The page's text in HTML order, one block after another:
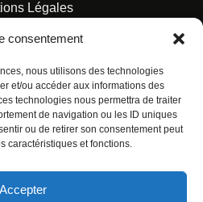
consentement
nous utilisons des technologies
et/ou accéder aux informations des
technologies nous permettra de traiter
de navigation ou les ID uniques
ou de retirer son consentement peut
caractéristiques et fonctions.
Accepter
Légales
des données personnelles
URBAN COMICS POUR LES